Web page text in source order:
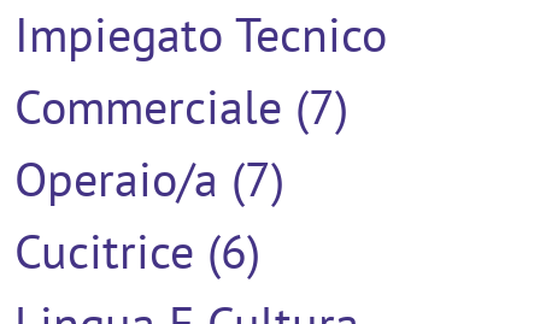
Impiegato Tecnico
Commerciale (7)
Operaio/a (7)
Cucitrice (6)